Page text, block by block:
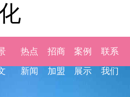
热点
新闻
招商
加盟
案例
展示
联系
我们